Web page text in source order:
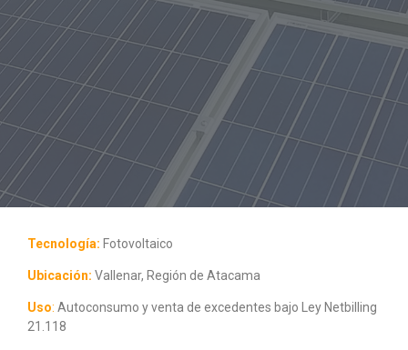
Tecnología: Fotovoltaico
Ubicación: Vallenar, Región de Atacama
Uso: Autoconsumo y venta de excedentes bajo Ley Netbilling
21.118